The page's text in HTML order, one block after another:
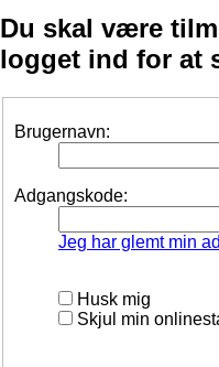
Du skal være
logget ind for at
Brugernavn:
Adgangskode:
Jeg har glemt min
Husk mig
Skjul min